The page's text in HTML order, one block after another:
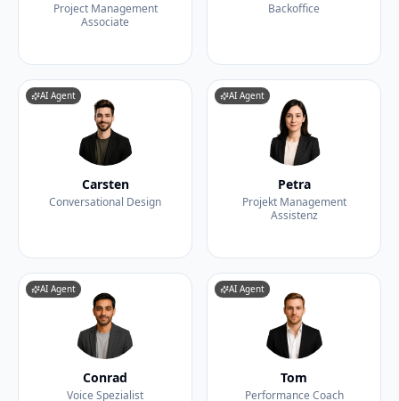
Project Management
Associate
Backoffice
AI Agent
Carsten
Conversational Design
AI Agent
Petra
Projekt Management
Assistenz
AI Agent
Conrad
Voice Spezialist
AI Agent
Tom
Performance Coach